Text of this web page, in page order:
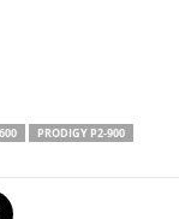
PRODIGY P2-900